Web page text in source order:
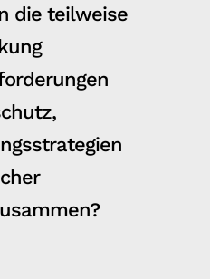
die teilweise